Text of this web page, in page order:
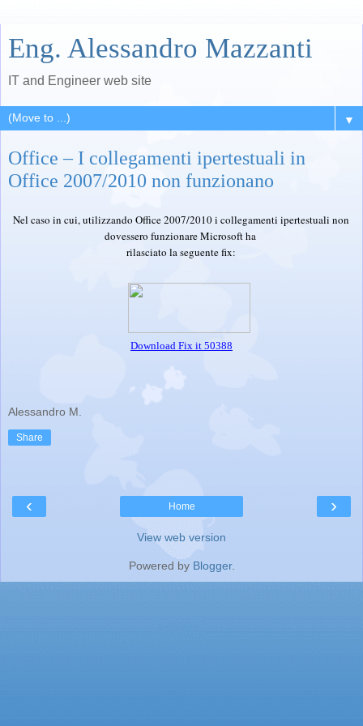
Eng. Alessandro Mazzanti
IT and Engineer web site
▼
Office – I collegamenti ipertestuali in
Office 2007/2010 non funzionano
Nel caso in cui, utilizzando Office 2007/2010 i collegamenti ipertestuali non
dovessero funzionare Microsoft ha
rilasciato la seguente fix:
Download Fix it 50388
Alessandro M.
Share
‹ ›
Home
View web version
Powered by Blogger.